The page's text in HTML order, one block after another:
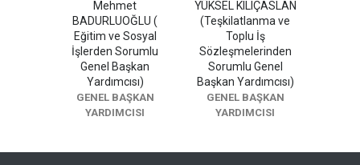
Mehmet
BADURLUOĞLU (
Eğitim ve Sosyal
İşlerden Sorumlu
Genel Başkan
Yardımcısı)
GENEL BAŞKAN
YARDIMCISI
YÜKSEL KILIÇASLAN
(Teşkilatlanma ve
Toplu İş
Sözleşmelerinden
Sorumlu Genel
Başkan Yardımcısı)
GENEL BAŞKAN
YARDIMCISI